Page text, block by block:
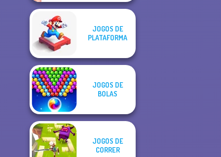
JOGOS DE
PLATAFORMA
JOGOS DE
BOLAS
JOGOS DE
CORRER